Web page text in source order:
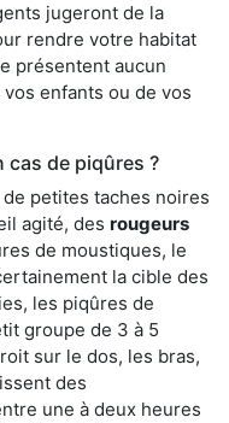
jugeront de la
rendre votre habitat
présentent aucun
enfants ou de vos
cas de piqûres ?
petites taches noires
agité, des rougeurs
de moustiques, le
la cible des
les piqûres de
groupe de 3 à 5
sur le dos, les bras,
des
une à deux heures